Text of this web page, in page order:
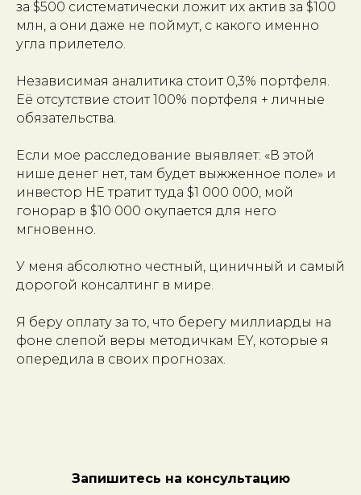
за $500 систематически ложит их актив за $100
млн, а они даже не поймут, с какого именно
угла прилетело.
Независимая аналитика стоит 0,3% портфеля.
Её отсутствие стоит 100% портфеля + личные
обязательства.
Если мое расследование выявляет: «В этой
нише денег нет, там будет выжженное поле» и
инвестор НЕ тратит туда $1 000 000, мой
гонорар в $10 000 окупается для него
мгновенно.
У меня абсолютно честный, циничный и самый
дорогой консалтинг в мире.
Я беру оплату за то, что берегу миллиарды на
фоне слепой веры методичкам EY, которые я
опередила в своих прогнозах.
Запишитесь на консультацию